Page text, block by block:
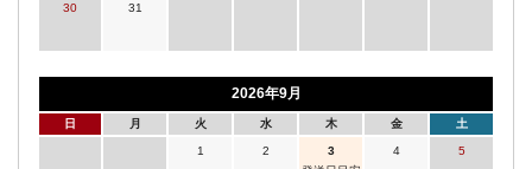
30 31
2026年9月
日 月 火 水 木 金 土
1 2
3
4 5